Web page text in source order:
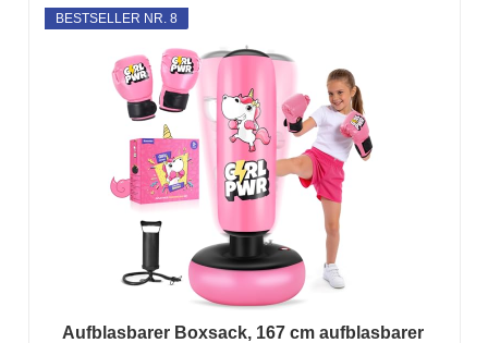
BESTSELLER NR. 8
Aufblasbarer Boxsack, 167 cm aufblasbarer